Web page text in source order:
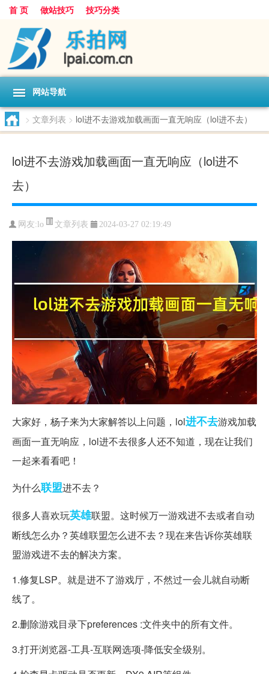
首 页 做站技巧 技巧分类
网站导航
> 文章列表 > lol进不去游戏加载画面一直无响应（lol进不去）
lol进不去游戏加载画面一直无响应（lol进不
去）
网友: lo 文章列表 2024-03-27 02:19:49
大家好，杨子来为大家解答以上问题，lol进不去游戏加载
画面一直无响应，lol进不去很多人还不知道，现在让我们
一起来看看吧！
为什么联盟进不去？
很多人喜欢玩英雄联盟。这时候万一游戏进不去或者自动
断线怎么办？英雄联盟怎么进不去？现在来告诉你英雄联
盟游戏进不去的解决方案。
1.修复LSP。就是进不了游戏厅，不然过一会儿就自动断
线了。
2.删除游戏目录下preferences :文件夹中的所有文件。
3.打开浏览器-工具-互联网选项-降低安全级别。